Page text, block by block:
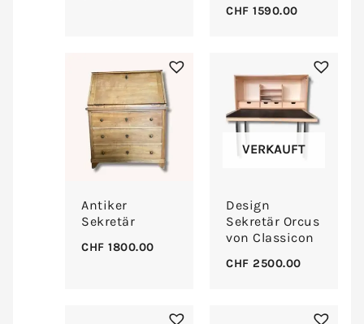
CHF 1590.00
Antiker
Sekretär
CHF 1800.00
VERKAUFT
Design
Sekretär Orcus
von Classicon
CHF 2500.00